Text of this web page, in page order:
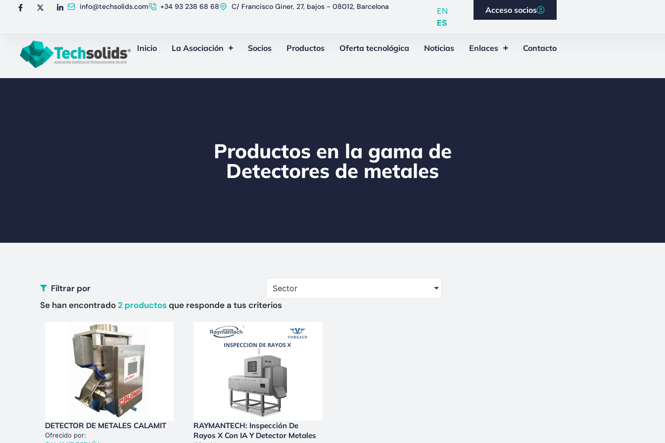
info@techsolids.com +34 93 238 68 68 C/ Francisco Giner, 27, bajos - 08012, Barcelona
EN
ES
Acceso socios
Inicio La Asociación Socios Productos Oferta tecnológica Noticias Enlaces Contacto
Productos en la gama de
Detectores de metales
Filtrar por Sector
Se han encontrado 2productos que responde a tus criterios
DETECTOR DE METALES CALAMIT
Ofrecido por:
RAYMANTECH: Inspección De
Rayos X Con IA Y Detector Metales